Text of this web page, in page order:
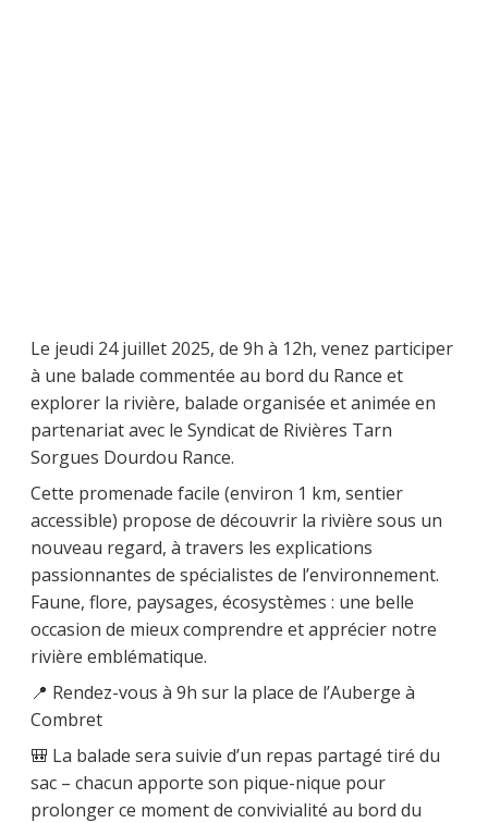
Le jeudi 24 juillet 2025, de 9h à 12h, venez participer
à une balade commentée au bord du Rance et
explorer la rivière, balade organisée et animée en
partenariat avec le Syndicat de Rivières Tarn
Sorgues Dourdou Rance.
Cette promenade facile (environ 1 km, sentier
accessible) propose de découvrir la rivière sous un
nouveau regard, à travers les explications
passionnantes de spécialistes de l’environnement.
Faune, flore, paysages, écosystèmes : une belle
occasion de mieux comprendre et apprécier notre
rivière emblématique.
📍 Rendez-vous à 9h sur la place de l’Auberge à
Combret
🎒 La balade sera suivie d’un repas partagé tiré du
sac – chacun apporte son pique-nique pour
prolonger ce moment de convivialité au bord du